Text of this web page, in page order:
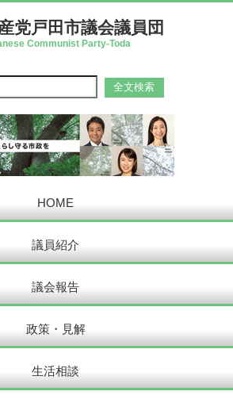
党戸田市議会議員団
Communist Party-Toda
HOME
議員紹介
議会報告
政策・見解
生活相談